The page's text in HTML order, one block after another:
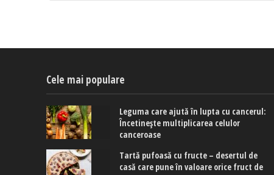
Cele mai populare
Leguma care ajută în lupta cu cancerul:
Încetinește multiplicarea celulor
canceroase
Tartă pufoasă cu fructe – desertul de
casă care pune în valoare orice fruct de